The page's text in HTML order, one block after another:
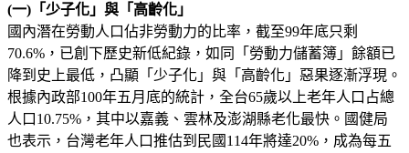
(一)「少子化」與「高齡化」
國內潛在勞動人口佔非勞動力的比率，截至99年底只剩
70.6%，已創下歷史新低紀錄，如同「勞動力儲蓄簿」餘額已
降到史上最低，凸顯「少子化」與「高齡化」惡果逐漸浮現。
根據內政部100年五月底的統計，全台65歲以上老年人口占總
人口10.75%，其中以嘉義、雲林及澎湖縣老化最快。國健局
也表示，台灣老年人口推估到民國114年將達20%，成為每五